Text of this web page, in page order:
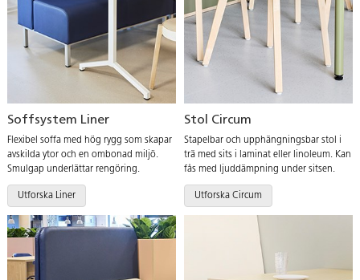
Soffsystem Liner
Flexibel soffa med hög rygg som skapar
avskilda ytor och en ombonad miljö.
Smulgap underlättar rengöring.
Utforska Liner
Stol Circum
Stapelbar och upphängningsbar stol i
trä med sits i laminat eller linoleum. Kan
fås med ljuddämpning under sitsen.
Utforska Circum